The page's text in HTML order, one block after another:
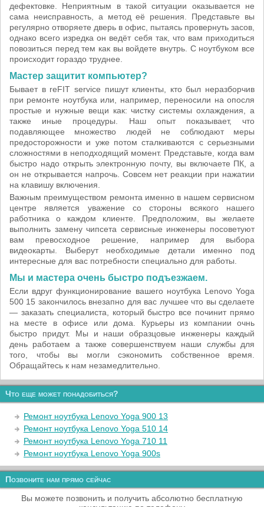
дефектовке. Неприятным в такой ситуации оказывается не
сама неисправность, а метод её решения. Представьте вы
регулярно отворяете дверь в офис, пытаясь провернуть засов,
однако всего изредка он ведёт себя так, что вам приходиться
повозиться перед тем как вы войдете внутрь. С ноутбуком все
происходит гораздо труднее.
Мастер защитит компьютер?
Бывает в reFIT service пишут клиенты, кто был неразборчив
при ремонте ноутбука или, например, переносили на опосля
простые и нужные вещи как: чистку системы охлаждения, а
также иные процедуры. Наш опыт показывает, что
подавляющее множество людей не соблюдают меры
предосторожности и уже потом сталкиваются с серьезными
сложностями в неподходящий момент. Представьте, когда вам
быстро надо открыть электронную почту, вы включаете ПК, а
он не открывается напрочь. Совсем нет реакции при нажатии
на клавишу включения.
Важным преимуществом ремонта именно в нашем сервисном
центре является уважение со стороны всякого нашего
работника о каждом клиенте. Предположим, вы желаете
выполнить замену чипсета сервисные инженеры посоветуют
вам превосходное решение, например для выбора
видеокарты. Выберут необходимые детали именно под
интересные для вас потребности специально для работы.
Мы и мастера очень быстро подъезжаем.
Если вдруг функционирование вашего ноутбука Lenovo Yoga
500 15 закончилось внезапно для вас лучшее что вы сделаете
— заказать специалиста, который быстро все починит прямо
на месте в офисе или дома. Курьеры из компании очнь
быстро придут. Мы и наши образцовые инженеры каждый
день работаем а также совершенствуем наши службы для
того, чтобы вы могли сэкономить собственное время.
Обращайтесь к нам незамедлительно.
Что еще может понадобиться?
Ремонт ноутбука Lenovo Yoga 900 13
Ремонт ноутбука Lenovo Yoga 510 14
Ремонт ноутбука Lenovo Yoga 710 11
Ремонт ноутбука Lenovo Yoga 900s
Позвоните нам прямо сейчас
Вы можете позвонить и получить абсолютно бесплатную